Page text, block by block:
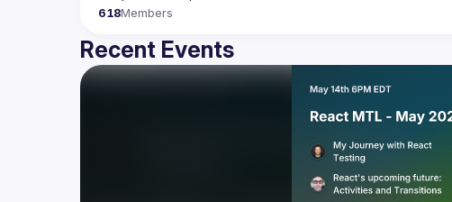
618Members
Recent Events